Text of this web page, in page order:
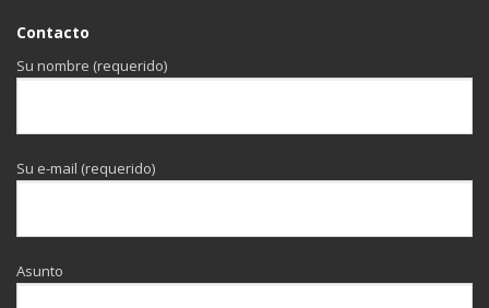
Contacto
Su nombre (requerido)
Su e-mail (requerido)
Asunto